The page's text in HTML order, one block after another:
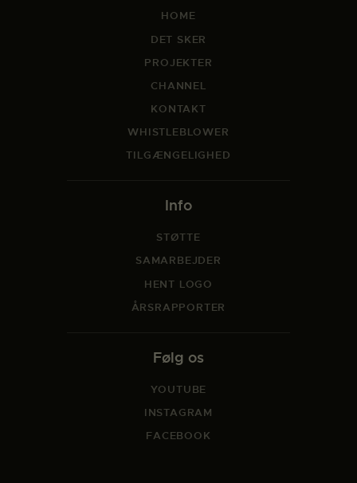
HOME
DET SKER
PROJEKTER
CHANNEL
KONTAKT
WHISTLEBLOWER
TILGÆNGELIGHED
Info
STØTTE
SAMARBEJDER
HENT LOGO
ÅRSRAPPORTER
Følg os
YOUTUBE
INSTAGRAM
FACEBOOK